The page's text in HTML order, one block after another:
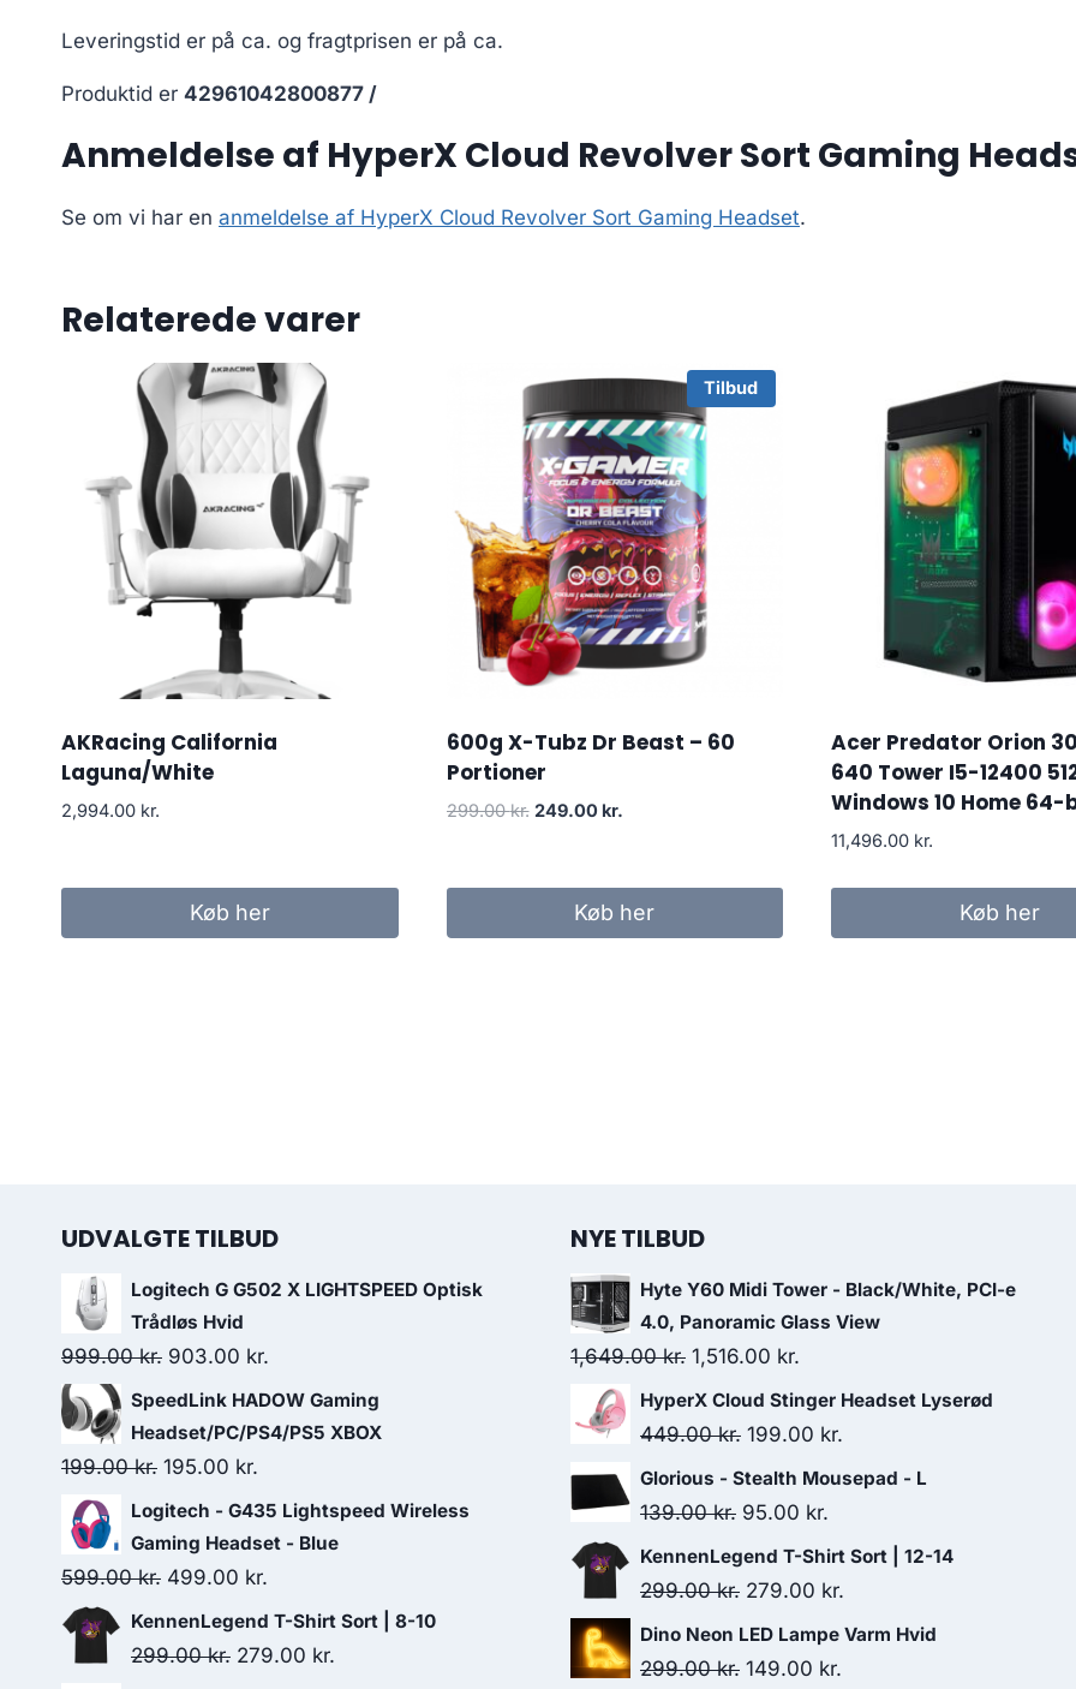
Leveringstid er på ca. og fragtprisen er på ca.
Produktid er 42961042800877 /
Anmeldelse af HyperX Cloud Revolver Sort Gaming
Se om vi har en anmeldelse af HyperX Cloud Revolver Sort Gaming Headset.
Relaterede varer
AKRacing California
Laguna/White
2,994.00 kr.
Køb her
Tilbud
600g X-Tubz Dr Beast – 60
Portioner
299.00kr. Original
299.00 kr..
249.00 kr.Current
249.00 kr..
Køb her
Acer Predator Orion
640 Tower I5-12400
Windows 10 Home 64-
11,496.00 kr.
Køb her
UDVALGTE TILBUD
Logitech G G502 X LIGHTSPEED Optisk
Trådløs Hvid
999.00kr. Original
price
was:
999.00 kr..
903.00 kr.
price
is:
SpeedLink HADOW Gaming
Headset/PC/PS4/PS5 XBOX
199.00kr. Original
price
was:
199.00 kr..
195.00 kr.
price
is:
195.00 kr..
Logitech - G435 Lightspeed Wireless
Gaming Headset - Blue
599.00kr. Original
price
was:
499.00 kr.
price
is:
KennenLegend T-Shirt Sort | 8-10
299.00kr. Original
279.00 kr.
NYE TILBUD
Hyte Y60 Midi Tower - Black/White, PCI-e
4.0, Panoramic Glass View
1,649.00kr. Original
price
was:
1,516.00 kr.
price
is:
HyperX Cloud Stinger Headset Lyserød
449.00kr. Original
price
was:
199.00 kr.
price
199.00 kr..
Glorious - Stealth Mousepad - L
139.00kr. Original
price
was:
95.00 kr.
price
is:
KennenLegend T-Shirt Sort | 12-14
299.00kr. Original
price
was:
279.00 kr.
price
Dino Neon LED Lampe Varm Hvid
299.00kr. Original
149.00 kr.